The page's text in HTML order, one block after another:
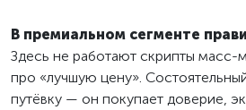
В премиальном сегменте
Здесь не работают скрипты масс-
про «лучшую цену».
путёвку — он покупает доверие,